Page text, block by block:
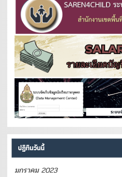
ปฏิทินวันนี้
มกราคม 2023